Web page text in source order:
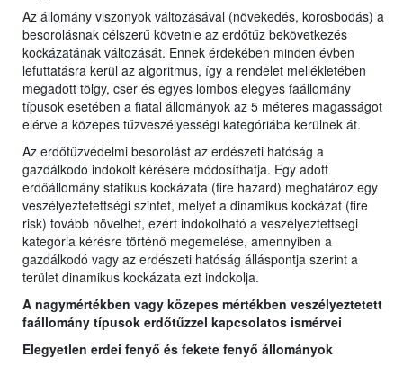
Az állomány viszonyok változásával (növekedés, korosbodás) a
besorolásnak célszerű követnie az erdőtűz bekövetkezés
kockázatának változását. Ennek érdekében minden évben
lefuttatásra kerül az algoritmus, így a rendelet mellékletében
megadott tölgy, cser és egyes lombos elegyes faállomány
típusok esetében a fiatal állományok az 5 méteres magasságot
elérve a közepes tűzveszélyességi kategóriába kerülnek át.
Az erdőtűzvédelmi besorolást az erdészeti hatóság a
gazdálkodó indokolt kérésére módosíthatja. Egy adott
erdőállomány statikus kockázata (fire hazard) meghatároz egy
veszélyeztetettségi szintet, melyet a dinamikus kockázat (fire
risk) tovább növelhet, ezért indokolható a veszélyeztettségi
kategória kérésre történő megemelése, amennyiben a
gazdálkodó vagy az erdészeti hatóság álláspontja szerint a
terület dinamikus kockázata ezt indokolja.
A nagymértékben vagy közepes mértékben veszélyeztetett
faállomány típusok erdőtűzzel kapcsolatos ismérvei
Elegyetlen erdei fenyő és fekete fenyő állományok